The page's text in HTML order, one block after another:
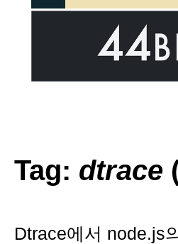
Tag: dtrace
Dtrace에서 node.js